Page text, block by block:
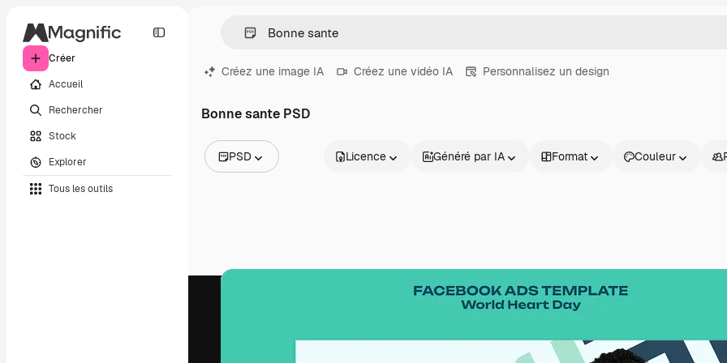
Créer
Accueil
Rechercher
Stock
Explorer
Tous les outils
Créez une image IA Créez une vidéo IA Personnalisez un design
Bonne sante PSD
PSD
Vidéos
Licence Généré par IA Format Couleur
Produits Commencer